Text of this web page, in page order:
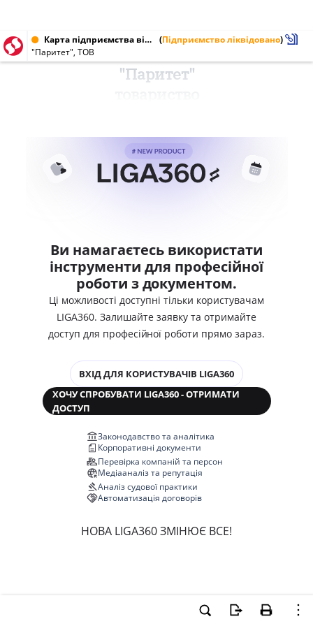
Карта підприємства від 18.06.1998 (Підприємство ліквідовано)
"Паритет", ТОВ
"Паритет"
Ви намагаєтесь використати
інструменти для професійної
роботи з документом.
Ці можливості доступні тільки користувачам
LIGA360. Залишайте заявку та отримайте
доступ для професійної роботи прямо зараз.
ВХІД ДЛЯ КОРИСТУВАЧІВ LIGA360
ХОЧУ СПРОБУВАТИ LIGA360 - ОТРИМАТИ
ДОСТУП
Законодавство та аналітика
Корпоративні документи
Перевірка компаній та персон
Медіааналіз та репутація
Аналіз судової практики
Автоматизація договорів
НОВА LIGA360 ЗМІНЮЄ ВСЕ!